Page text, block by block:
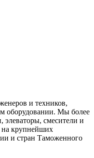
и техников,
оборудовании. Мы более
элеваторы, смесители и
на крупнейших
и стран Таможенного